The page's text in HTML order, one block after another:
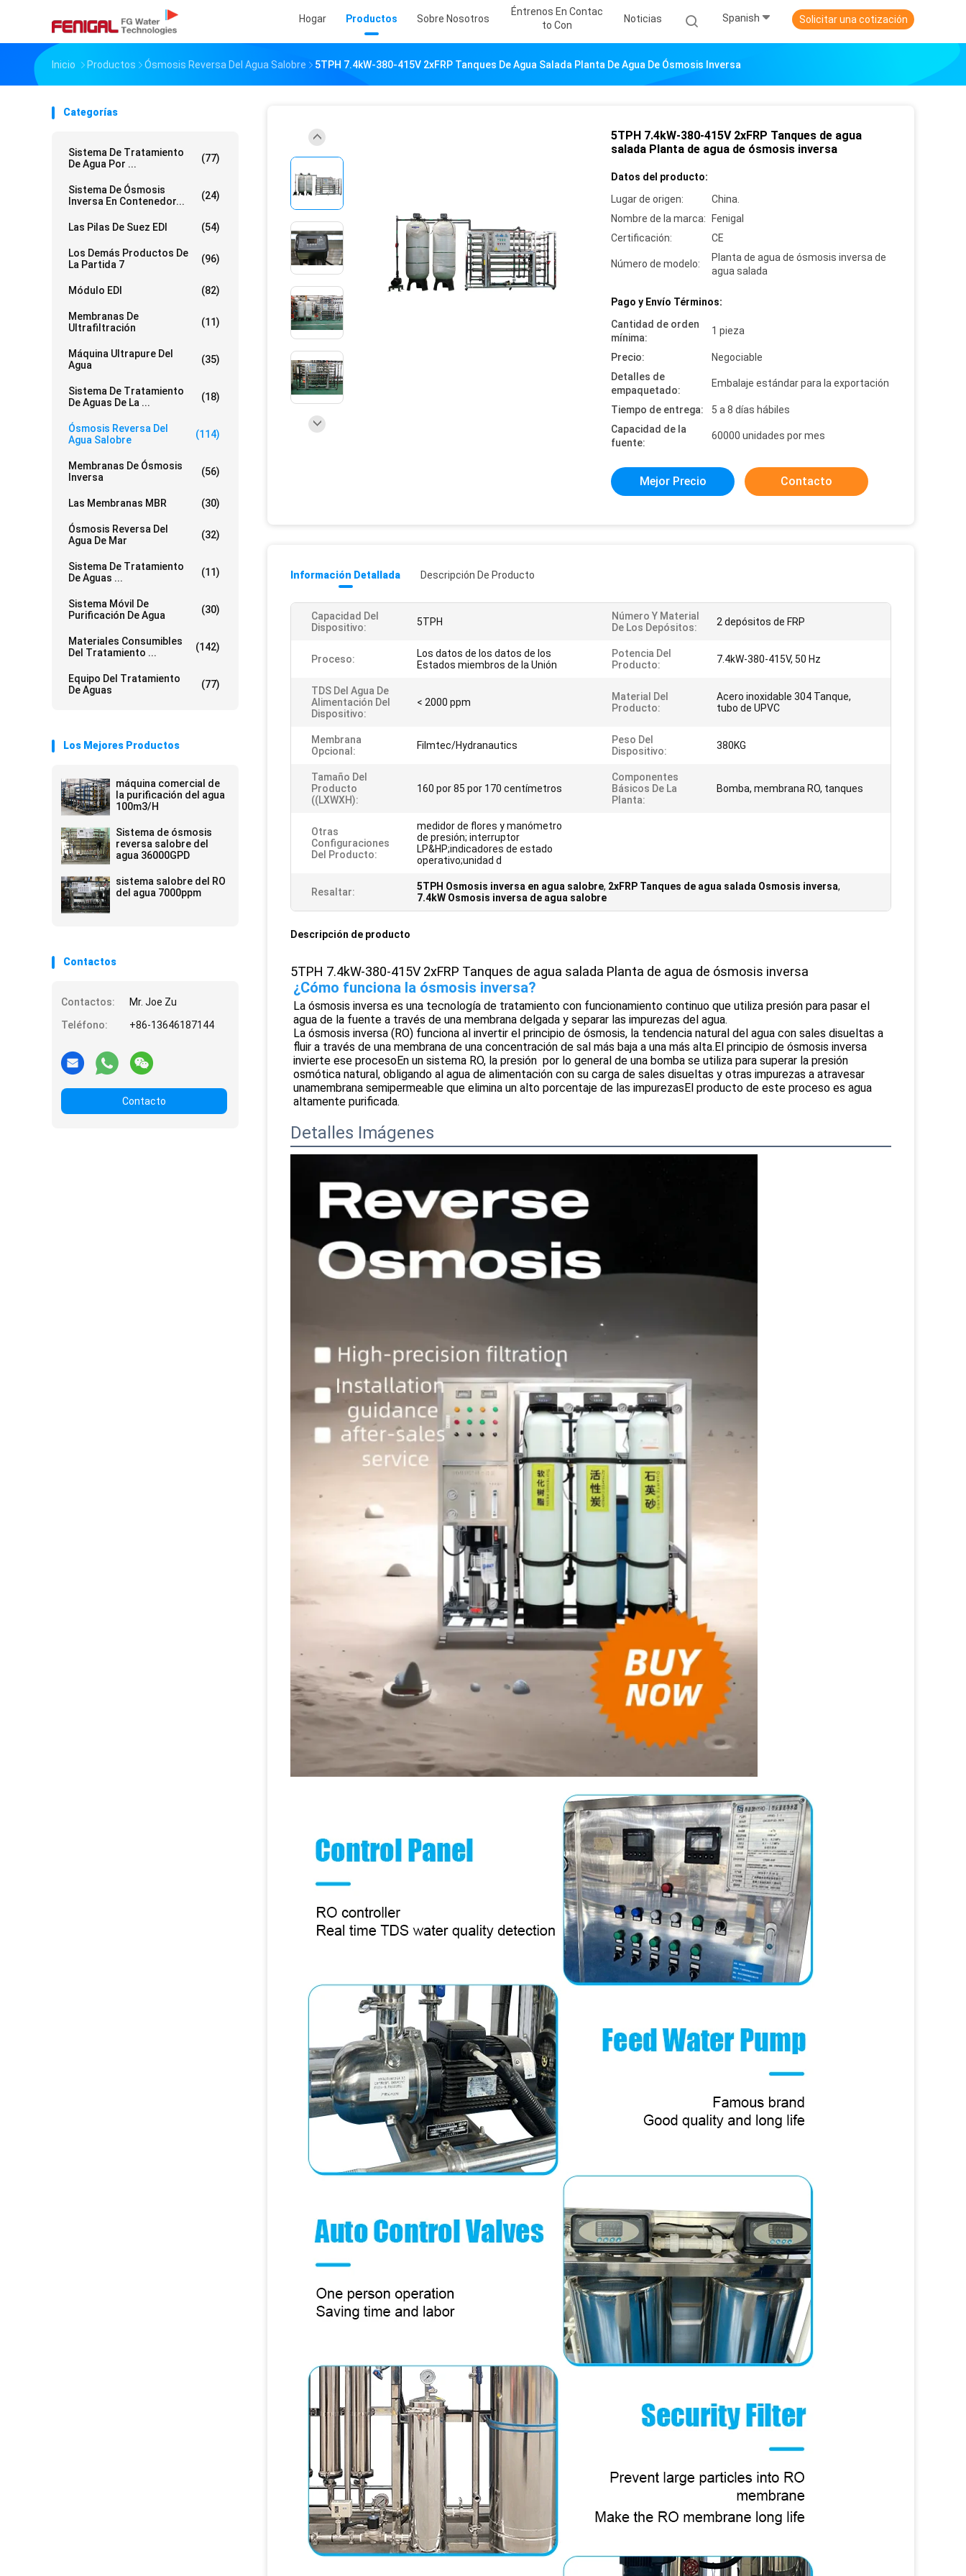
Hogar Productos Sobre Nosotros
Éntrenos En Contac
To Con
Noticias Spanish Solicitar una cotización
Inicio Productos Ósmosis Reversa Del Agua Salobre 5TPH 7.4kW-380-415V 2xFRP Tanques De Agua Salada Planta De Agua De Ósmosis Inversa
Categorías
Sistema De Tratamiento
De Agua Por ...
(77)
Sistema De Ósmosis
Inversa En Contenedor...
(24)
Las Pilas De Suez EDI (54)
Los Demás Productos De
La Partida 7
(96)
Módulo EDI (82)
Membranas De
Ultrafiltración
(11)
Máquina Ultrapure Del
Agua
(35)
Sistema De Tratamiento
De Aguas De La ...
(18)
Ósmosis Reversa Del
Agua Salobre
(114)
Membranas De Ósmosis
Inversa
(56)
Las Membranas MBR (30)
Ósmosis Reversa Del
Agua De Mar
(32)
Sistema De Tratamiento
De Aguas ...
(11)
Sistema Móvil De
Purificación De Agua
(30)
Materiales Consumibles
Del Tratamiento ...
(142)
Equipo Del Tratamiento
De Aguas
(77)
Los Mejores Productos
máquina comercial de
la purificación del agua
100m3/H
Sistema de ósmosis
reversa salobre del
agua 36000GPD
sistema salobre del RO
del agua 7000ppm
Contactos
Contactos:
Mr. Joe Zu
Teléfono:
+86-13646187144
Contacto
5TPH 7.4kW-380-415V 2xFRP Tanques de agua
salada Planta de agua de ósmosis inversa
Datos del producto:
Lugar de origen:
China.
Nombre de la marca:
Fenigal
Certificación:
CE
Número de modelo:
Planta de agua de ósmosis inversa de
agua salada
Pago y Envío Términos:
Cantidad de orden
mínima:
1 pieza
Precio:
Negociable
Detalles de
empaquetado:
Embalaje estándar para la exportación
Tiempo de entrega:
5 a 8 días hábiles
Capacidad de la
fuente:
60000 unidades por mes
Mejor Precio Contacto
Información Detallada Descripción De Producto
Capacidad Del
Dispositivo:
5TPH
Número Y Material
De Los Depósitos:
2 depósitos de FRP
Proceso:
Los datos de los datos de los
Estados miembros de la Unión
Potencia Del
Producto:
7.4kW-380-415V, 50 Hz
TDS Del Agua De
Alimentación Del
Dispositivo:
< 2000 ppm
Material Del
Producto:
Acero inoxidable 304 Tanque,
tubo de UPVC
Membrana
Opcional:
Filmtec/Hydranautics
Peso Del
Dispositivo:
380KG
Tamaño Del
Producto
((LXWXH):
160 por 85 por 170 centímetros
Componentes
Básicos De La
Planta:
Bomba, membrana RO, tanques
Otras
Configuraciones
Del Producto:
medidor de flores y manómetro
de presión; interruptor
LP&HP;indicadores de estado
operativo;unidad d
Resaltar: 5TPH Osmosis inversa en agua salobre, 2xFRP Tanques de agua salada Osmosis inversa,
7.4kW Osmosis inversa de agua salobre
Descripción de producto
5TPH 7.4kW-380-415V 2xFRP Tanques de agua salada Planta de agua de ósmosis inversa
¿Cómo funciona la ósmosis inversa?
La ósmosis inversa es una tecnología de tratamiento con funcionamiento continuo que utiliza presión para pasar el
agua de la fuente a través de una membrana delgada y separar las impurezas del agua.
La ósmosis inversa (RO) funciona al invertir el principio de ósmosis, la tendencia natural del agua con sales disueltas a
fluir a través de una membrana de una concentración de sal más baja a una más alta.El principio de ósmosis inversa
invierte ese procesoEn un sistema RO, la presión ­ por lo general de una bomba­ se utiliza para superar la presión
osmótica natural, obligando al agua de alimentación con su carga de sales disueltas y otras impurezas a atravesar
unamembrana semipermeable que elimina un alto porcentaje de las impurezasEl producto de este proceso es agua
altamente purificada.
Detalles Imágenes